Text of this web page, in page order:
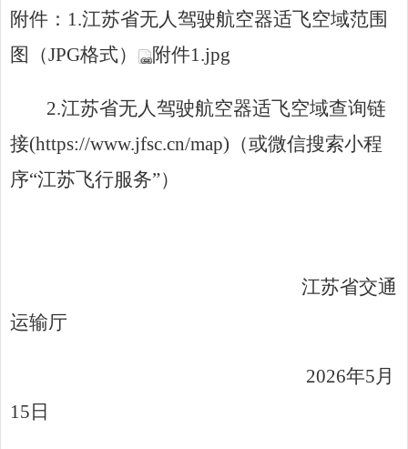
附件： 1.江苏省无人驾驶航空器适飞空域范围
图（JPG格式） 附件1.jpg
2.江苏省无人驾驶航空器适飞空域查询链
接(https://www.jfsc.cn/map)（或微信搜索小程
序“江苏飞行服务”）
江苏省交通
运输厅
2026年5 月
15 日